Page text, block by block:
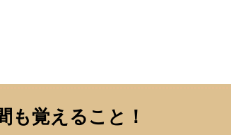
も覚えること！